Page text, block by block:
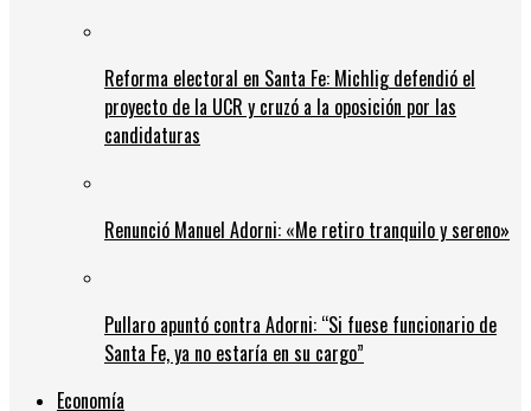
Reforma electoral en Santa Fe: Michlig defendió el
proyecto de la UCR y cruzó a la oposición por las
candidaturas
Renunció Manuel Adorni: «Me retiro tranquilo y sereno»
Pullaro apuntó contra Adorni: “Si fuese funcionario de
Santa Fe, ya no estaría en su cargo”
Economía